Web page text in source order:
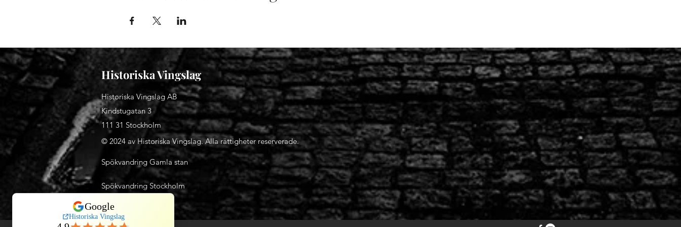
Historiska Vingslag
Historiska Vingslag AB
Kindstugatan 3
111 31 Stockholm
© 2024 av Historiska Vingslag. Alla rättigheter reserverade.
Spökvandring Gamla stan
Spökvandring Stockholm